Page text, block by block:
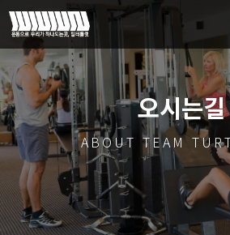
오시는길
ABOUT TEAM